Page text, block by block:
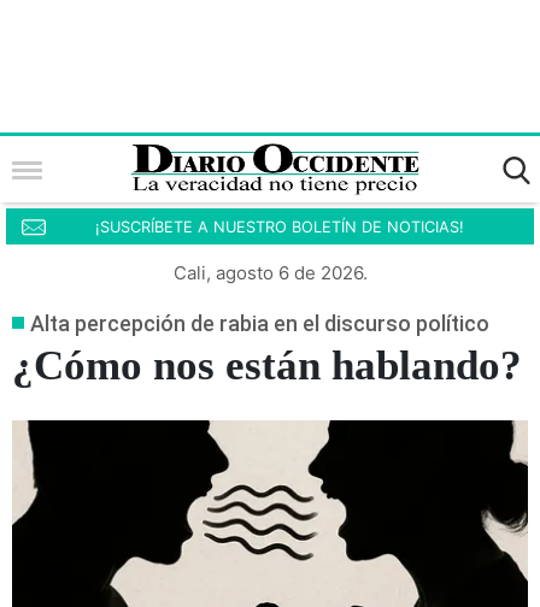
¡SUSCRÍBETE A NUESTRO BOLETÍN DE NOTICIAS!
Cali, agosto 6 de 2026.
Alta percepción de rabia en el discurso político
¿Cómo nos están hablando?